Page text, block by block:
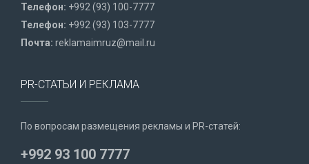
Телефон: +992 (93) 100-7777
Телефон: +992 (93) 103-7777
Почта: reklamaimruz@mail.ru
PR-СТАТЬИ И РЕКЛАМА
По вопросам размещения рекламы и PR-статей:
+992 93 100 7777